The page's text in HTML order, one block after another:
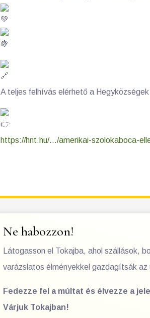
A teljes felhívás elérhető a
https://hnt.hu/.../amerikai-szolokaboca-
Ne habozzon!
Látogasson el Tokajba, ahol szállások,
varázslatos élményekkel gazdagítsák az
Fedezze fel a múltat és élvezze a
Várjuk Tokajban!